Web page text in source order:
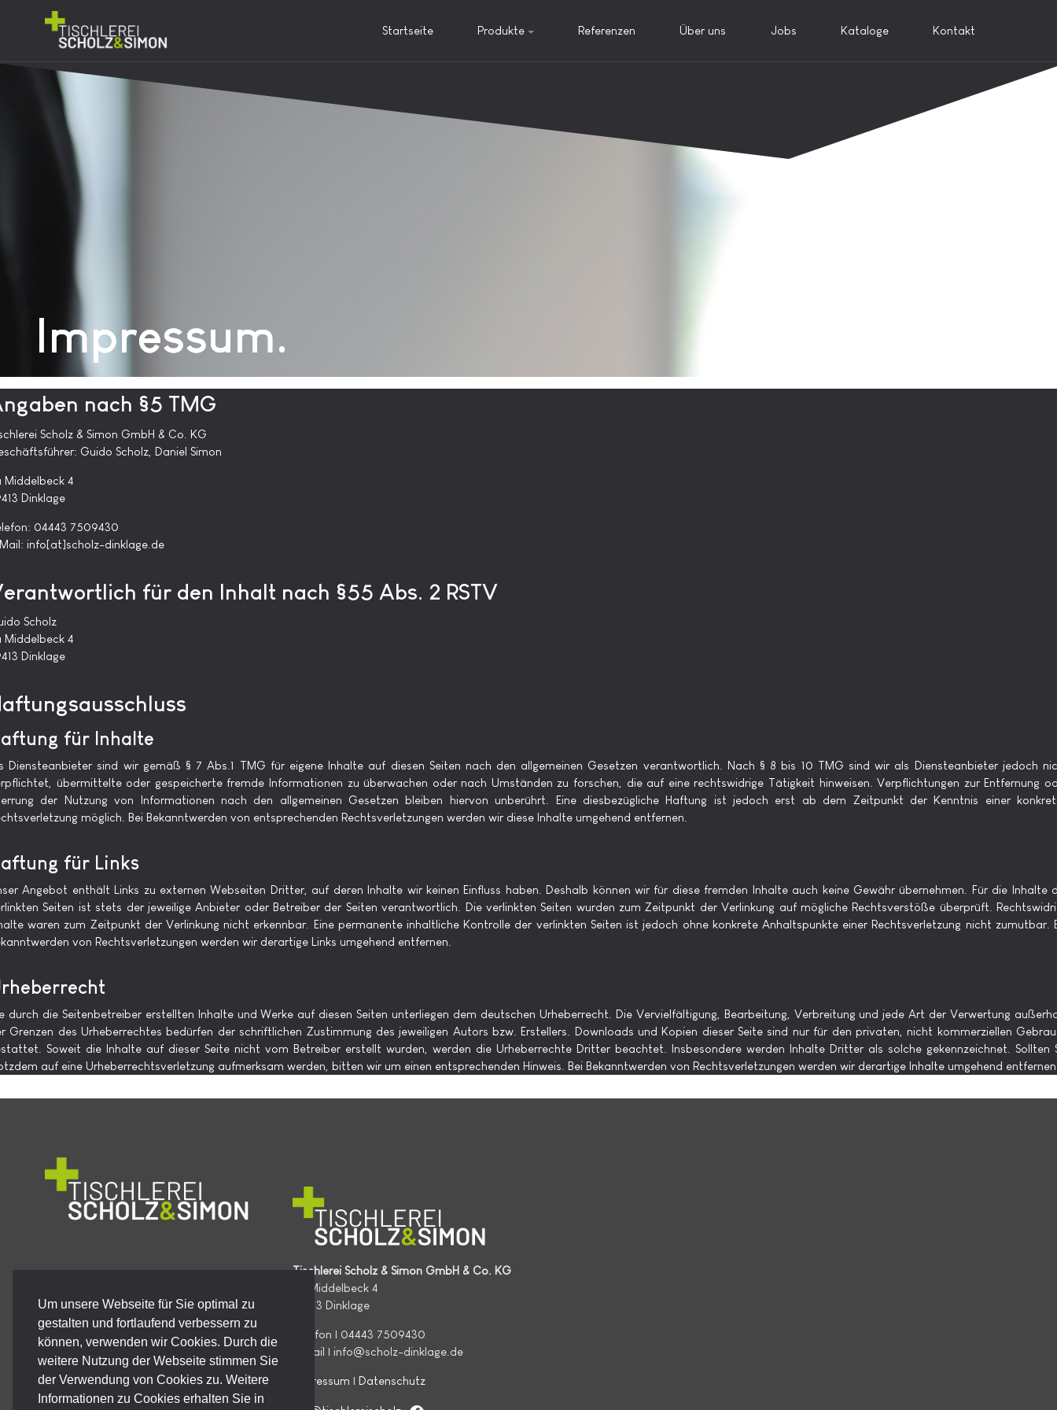
Um unsere Webseite für Sie optimal zu
gestalten und fortlaufend verbessern zu
können, verwenden wir Cookies. Durch die
weitere Nutzung der Webseite stimmen Sie
der Verwendung von Cookies zu. Weitere
Informationen zu Cookies erhalten Sie in
Startseite Produkte Referenzen Über uns Jobs Kataloge Kontakt
Impressum.
nach §5 TMG
Scholz & Simon GmbH & Co. KG
Guido Scholz, Daniel Simon
Middelbeck 4
Dinklage
04443 7509430
info[at]scholz-dinklage.de
für den Inhalt nach §55 Abs. 2 RSTV
Scholz
Middelbeck 4
Dinklage
für Inhalte
Diensteanbieter sind wir gemäß § 7 Abs.1 TMG für eigene Inhalte auf diesen Seiten nach den allgemeinen Gesetzen verantwortlich. Nach § 8 bis 10 TMG sind wir als Diensteanbieter jedoch
übermittelte oder gespeicherte fremde Informationen zu überwachen oder nach Umständen zu forschen, die auf eine rechtswidrige Tätigkeit hinweisen. Verpflichtungen zur Entfernung
der Nutzung von Informationen nach den allgemeinen Gesetzen bleiben hiervon unberührt. Eine diesbezügliche Haftung ist jedoch erst ab dem Zeitpunkt der Kenntnis einer
möglich. Bei Bekanntwerden von entsprechenden Rechtsverletzungen werden wir diese Inhalte umgehend entfernen.
für Links
Angebot enthält Links zu externen Webseiten Dritter, auf deren Inhalte wir keinen Einfluss haben. Deshalb können wir für diese fremden Inhalte auch keine Gewähr übernehmen. Für die Inhalte
Seiten ist stets der jeweilige Anbieter oder Betreiber der Seiten verantwortlich. Die verlinkten Seiten wurden zum Zeitpunkt der Verlinkung auf mögliche Rechtsverstöße überprüft.
waren zum Zeitpunkt der Verlinkung nicht erkennbar. Eine permanente inhaltliche Kontrolle der verlinkten Seiten ist jedoch ohne konkrete Anhaltspunkte einer Rechtsverletzung nicht zumutbar.
von Rechtsverletzungen werden wir derartige Links umgehend entfernen.
durch die Seitenbetreiber erstellten Inhalte und Werke auf diesen Seiten unterliegen dem deutschen Urheberrecht. Die Vervielfältigung, Bearbeitung, Verbreitung und jede Art der Verwertung
Grenzen des Urheberrechtes bedürfen der schriftlichen Zustimmung des jeweiligen Autors bzw. Erstellers. Downloads und Kopien dieser Seite sind nur für den privaten, nicht kommerziellen
Soweit die Inhalte auf dieser Seite nicht vom Betreiber erstellt wurden, werden die Urheberrechte Dritter beachtet. Insbesondere werden Inhalte Dritter als solche gekennzeichnet. Sollten
auf eine Urheberrechtsverletzung aufmerksam werden, bitten wir um einen entsprechenden Hinweis. Bei Bekanntwerden von Rechtsverletzungen werden wir derartige Inhalte umgehend
Tischlerei Scholz & Simon GmbH & Co. KG
Zu Middelbeck 4
49413 Dinklage
Telefon | 04443 7509430
E-Mail | info@scholz-dinklage.de
Impressum | Datenschutz